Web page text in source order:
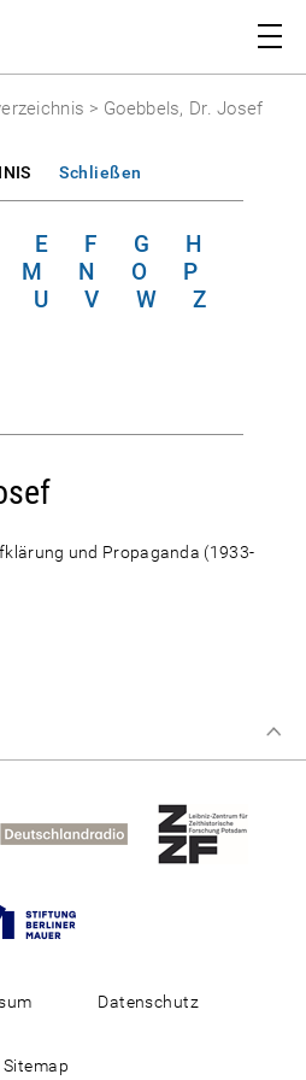
> Goebbels, Dr. Josef
Schließen
E F G
H
M N O
P
U V W Z
und Propaganda (1933-
Datenschutz
Sitemap